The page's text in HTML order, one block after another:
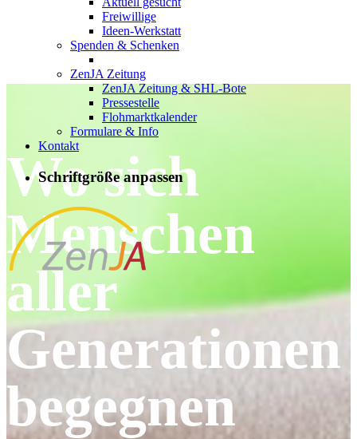
Freiwillige
Ideen-Werkstatt
Spenden & Schenken
ZenJA Zeitung
ZenJA Zeitung & SHL-Bote
Pressestelle
Flohmarktkalender
Formulare & Info
Kontakt
Schriftgröße anpassen
Wo sich
Menschen
aller
Generationen
begegnen